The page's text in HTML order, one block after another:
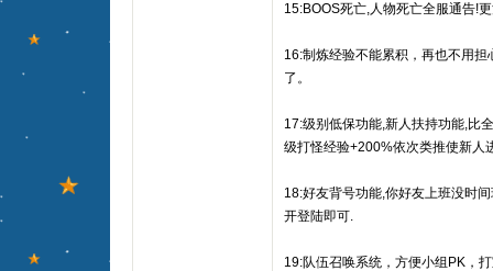
15:BOOS死亡,人物死亡全服通告!
16:制炼经验不能累积，再也不用
了。
17:级别低保功能,新人扶持功能,比
级打怪经验+200%依次类推使新人
18:好友背号功能,你好友上班没时
开登陆即可.
19:队伍召唤系统，方便小组PK，